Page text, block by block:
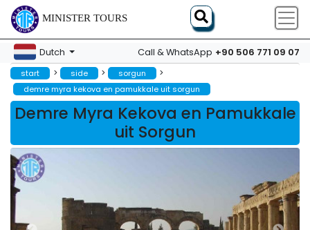
MINISTER TOURS
Dutch Call & WhatsApp +90 506 771 09 07
start > side > sorgun >
demre myra kekova en pamukkale uit sorgun
Demre Myra Kekova en Pamukkale
uit Sorgun